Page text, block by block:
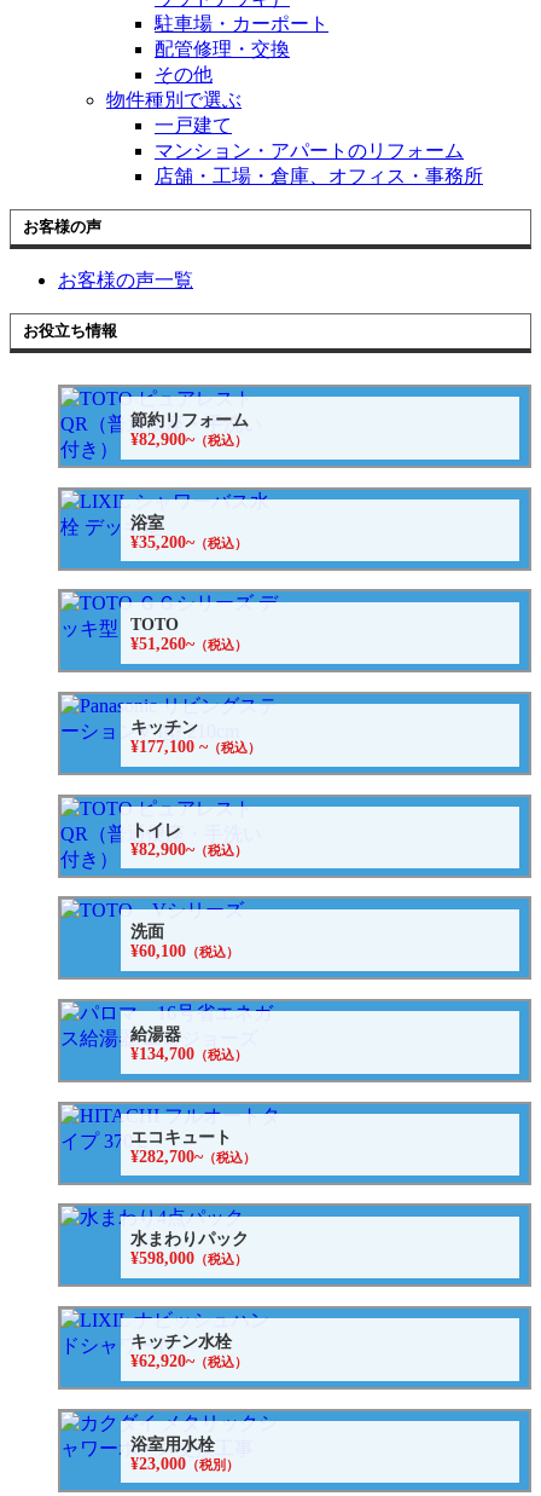
駐車場・カーポート
配管修理・交換
その他
物件種別で選ぶ
一戸建て
マンション・アパートのリフォーム
店舗・工場・倉庫、オフィス・事務所
お客様の声
お客様の声一覧
お役立ち情報
節約リフォーム
¥82,900~（税込）
浴室
¥35,200~（税込）
TOTO
¥51,260~（税込）
キッチン
¥177,100 ~（税込）
トイレ
¥82,900~（税込）
洗面
¥60,100 （税込）
給湯器
¥134,700 （税込）
エコキュート
¥282,700~（税込）
水まわりパック
¥598,000 （税込）
キッチン水栓
¥62,920~（税込）
浴室用水栓
¥23,000 （税別）